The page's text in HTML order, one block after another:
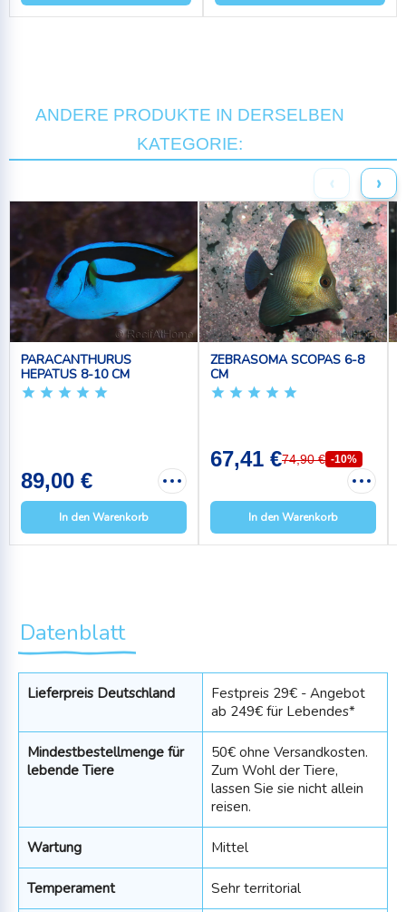
ANDERE PRODUKTE IN DERSELBEN
KATEGORIE:
‹ ›
PARACANTHURUS
HEPATUS 8-10 CM
89,00 €
In den Warenkorb
ZEBRASOMA SCOPAS 6-8
CM
67,41 €74,90 € -10%
In den Warenkorb
Datenblatt
Lieferpreis Deutschland
Festpreis 29€ - Angebot
ab 249€ für Lebendes*
Mindestbestellmenge für
lebende Tiere
50€ ohne Versandkosten.
Zum Wohl der Tiere,
lassen Sie sie nicht allein
reisen.
Wartung Mittel
Temperament Sehr territorial